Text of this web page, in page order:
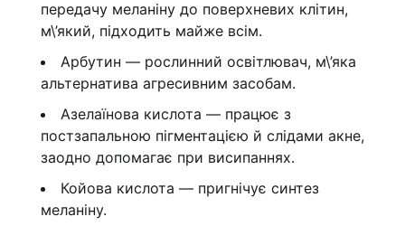
передачу меланіну до поверхневих клітин,
м\’який, підходить майже всім.
Арбутин — рослинний освітлювач, м\’яка
альтернатива агресивним засобам.
Азелаїнова кислота — працює з
постзапальною пігментацією й слідами акне,
заодно допомагає при висипаннях.
Койова кислота — пригнічує синтез
меланіну.